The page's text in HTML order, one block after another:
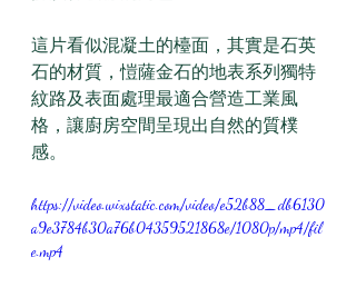
這片看似混凝土的檯面，其實是石英
石的材質，愷薩金石的地表系列獨特
紋路及表面處理最適合營造工業風
格，讓廚房空間呈現出自然的質樸
感。
https://video.wixstatic.com/video/e52b88_db6130
a9e3784b30a76b04359521868e/1080p/mp4/fil
e.mp4